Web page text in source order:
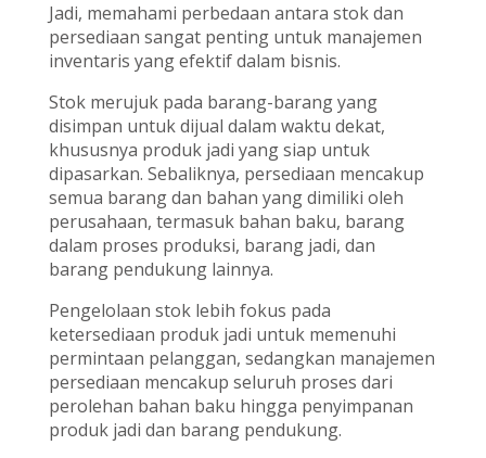
Jadi, memahami perbedaan antara stok dan
persediaan sangat penting untuk manajemen
inventaris yang efektif dalam bisnis.
Stok merujuk pada barang-barang yang
disimpan untuk dijual dalam waktu dekat,
khususnya produk jadi yang siap untuk
dipasarkan. Sebaliknya, persediaan mencakup
semua barang dan bahan yang dimiliki oleh
perusahaan, termasuk bahan baku, barang
dalam proses produksi, barang jadi, dan
barang pendukung lainnya.
Pengelolaan stok lebih fokus pada
ketersediaan produk jadi untuk memenuhi
permintaan pelanggan, sedangkan manajemen
persediaan mencakup seluruh proses dari
perolehan bahan baku hingga penyimpanan
produk jadi dan barang pendukung.